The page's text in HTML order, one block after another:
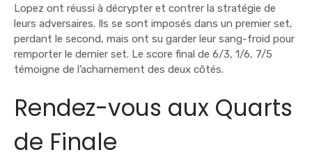
Lopez ont réussi à décrypter et contrer la stratégie de
leurs adversaires. Ils se sont imposés dans un premier set,
perdant le second, mais ont su garder leur sang-froid pour
remporter le dernier set. Le score final de 6/3, 1/6, 7/5
témoigne de l’acharnement des deux côtés.
Rendez-vous aux Quarts
de Finale